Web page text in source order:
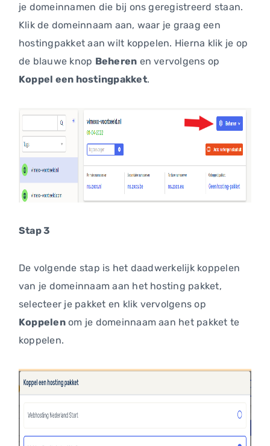
je domeinnamen die bij ons geregistreerd staan.
Klik de domeinnaam aan, waar je graag een
hostingpakket aan wilt koppelen. Hierna klik je op
de blauwe knop Beheren en vervolgens op
Koppel een hostingpakket.
Stap 3
De volgende stap is het daadwerkelijk koppelen
van je domeinnaam aan het hosting pakket,
selecteer je pakket en klik vervolgens op
Koppelenom je domeinnaam aan het pakket te
koppelen.